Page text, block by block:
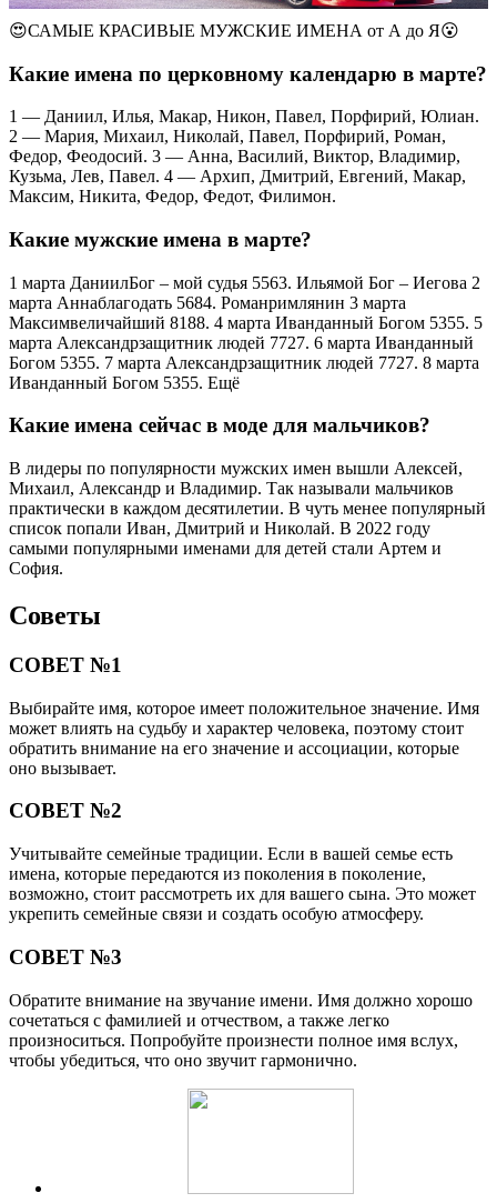
😍САМЫЕ КРАСИВЫЕ МУЖСКИЕ ИМЕНА от А до Я😮
Какие имена по церковному календарю в марте?
1 — Даниил, Илья, Макар, Никон, Павел, Порфирий, Юлиан.
2 — Мария, Михаил, Николай, Павел, Порфирий, Роман,
Федор, Феодосий. 3 — Анна, Василий, Виктор, Владимир,
Кузьма, Лев, Павел. 4 — Архип, Дмитрий, Евгений, Макар,
Максим, Никита, Федор, Федот, Филимон.
Какие мужские имена в марте?
1 марта ДаниилБог – мой судья 5563. Ильямой Бог – Иегова 2
марта Аннаблагодать 5684. Романримлянин 3 марта
Максимвеличайший 8188. 4 марта Иванданный Богом 5355. 5
марта Александрзащитник людей 7727. 6 марта Иванданный
Богом 5355. 7 марта Александрзащитник людей 7727. 8 марта
Иванданный Богом 5355. Ещё
Какие имена сейчас в моде для мальчиков?
В лидеры по популярности мужских имен вышли Алексей,
Михаил, Александр и Владимир. Так называли мальчиков
практически в каждом десятилетии. В чуть менее популярный
список попали Иван, Дмитрий и Николай. В 2022 году
самыми популярными именами для детей стали Артем и
София.
Советы
СОВЕТ №1
Выбирайте имя, которое имеет положительное значение. Имя
может влиять на судьбу и характер человека, поэтому стоит
обратить внимание на его значение и ассоциации, которые
оно вызывает.
СОВЕТ №2
Учитывайте семейные традиции. Если в вашей семье есть
имена, которые передаются из поколения в поколение,
возможно, стоит рассмотреть их для вашего сына. Это может
укрепить семейные связи и создать особую атмосферу.
СОВЕТ №3
Обратите внимание на звучание имени. Имя должно хорошо
сочетаться с фамилией и отчеством, а также легко
произноситься. Попробуйте произнести полное имя вслух,
чтобы убедиться, что оно звучит гармонично.